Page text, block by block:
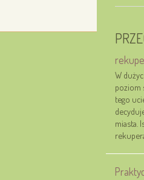
W
poziom
tego
miasta.